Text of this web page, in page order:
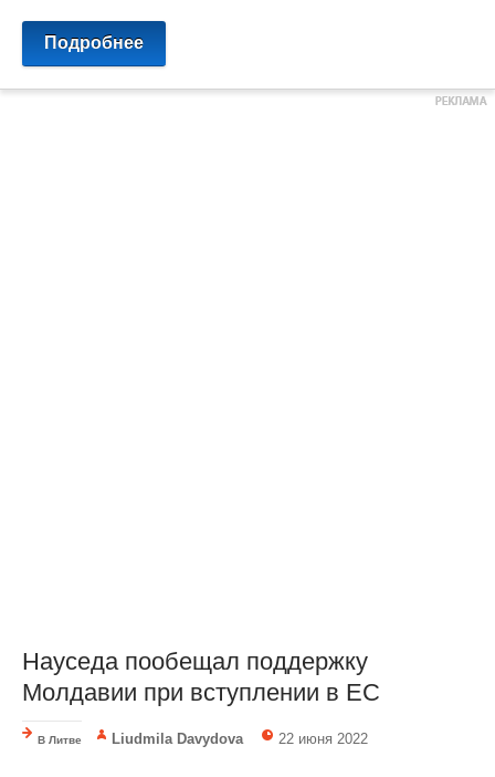
Подробнее
Науседа пообещал поддержку
Молдавии при вступлении в ЕС
В Литве Liudmila Davydova 22 июня 2022